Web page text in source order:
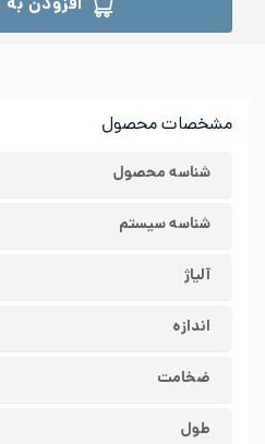
مشخصات محصول
شناسه محصول
شناسه سیستم
آلیاژ
اندازه
ضخامت
طول
افزودن